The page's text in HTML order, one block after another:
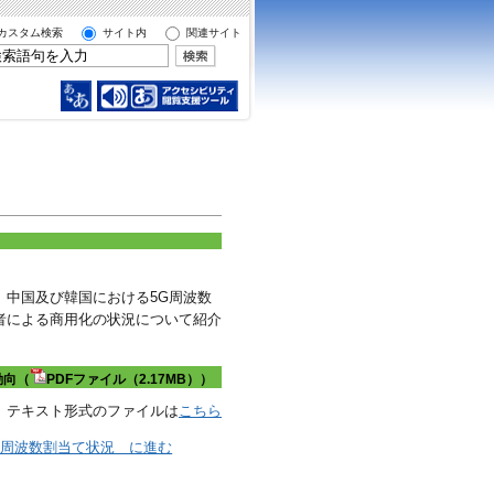
スタム検索 サイト内 関連サイト
国及び韓国における5G周波数
よる商用化の状況について紹介
（ PDFファイル（2.17MB））
テキスト形式のファイルはこちら
波数割当て状況 に進む